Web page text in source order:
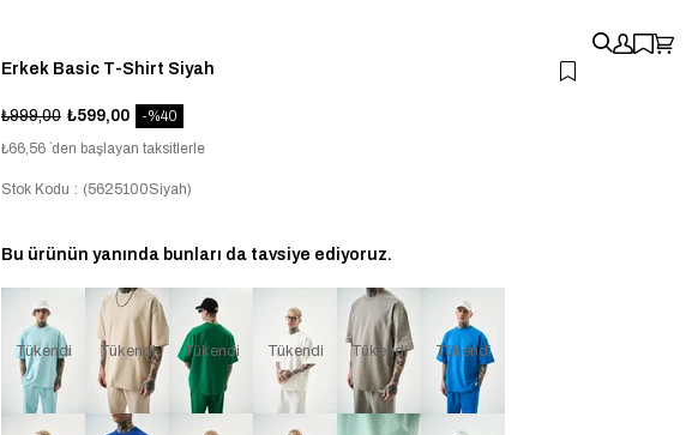
Erkek Basic T-Shirt Siyah
₺999,00 ₺599,00
40
₺66,56 `den başlayan taksitlerle
Stok Kodu (5625100Siyah)
Bu ürünün yanında bunları da tavsiye ediyoruz.
Tükendi Tükendi Tükendi Tükendi Tükendi Tükendi